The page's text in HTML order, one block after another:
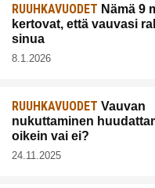
RUUHKAVUODET Nämä 9
kertovat, että vauvasi
sinua
8.1.2026
RUUHKAVUODET Vauvan
nukuttaminen
oikein vai ei?
24.11.2025